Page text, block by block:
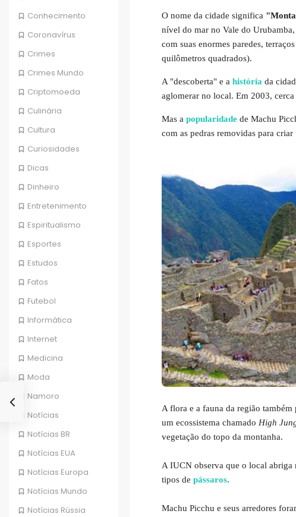
Conhecimento
Coronavírus
Crimes
Crimes Mundo
Criptomoeda
Culinária
Cultura
Curiosidades
Dicas
Dinheiro
Entretenimento
Espiritualismo
Esportes
Estudos
Fatos
Futebol
Informática
Internet
Medicina
Moda
Namoro
Notícias
Notícias BR
Notícias EUA
Notícias Europa
Notícias Mundo
Notícias Rússia
O nome da cidade significa
nível do mar no Vale do Urubamba,
com suas enormes paredes,
quilômetros quadrados).
A "descoberta" e a históriada
aglomerar no local. Em 2003,
Mas a popularidadede Machu
com as pedras removidas para
A flora e a fauna da região também
um ecossistema chamado High
vegetação do topo da montanha.
A IUCN observa que o local abriga
tipos de pássaros.
Machu Picchu e seus arredores